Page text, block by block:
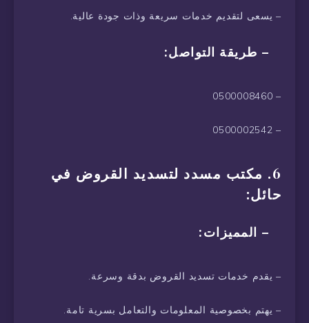
– يسعى لتقديم خدمات سريعة وذات جودة عالية.
– طريقة التواصل:
– 0500008460
– 0500002542
6. مكتب مسدد لتسديد القروض في
حائل:
– المميزات:
– يقدم خدمات تسديد القروض بدقة وسرعة.
– يهتم بخصوصية المعلومات والتعامل بسرية تامة.